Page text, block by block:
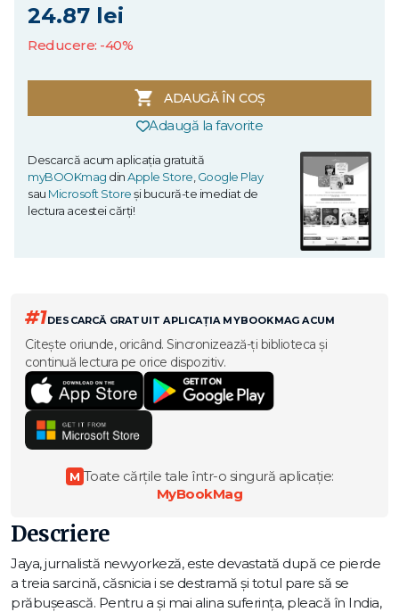
24.87 lei
Reducere: -40%
ADAUGĂ ÎN COȘ
Adaugă la favorite
Descarcă acum aplicația gratuită
myBOOKmag dinApple Store,Google Play
sau Microsoft Storeși bucură-te imediat de
lectura acestei cărți!
#1DESCARCĂ GRATUIT APLICAȚIA MYBOOKMAG ACUM
Citește oriunde, oricând. Sincronizează-ți biblioteca și
continuă lectura pe orice dispozitiv.
M Toate cărțile tale într-o singură aplicație:
MyBookMag
Descriere
Jaya, jurnalistă newyorkeză, este devastată după ce pierde
a treia sarcină, căsnicia i se destramă şi totul pare să se
prăbuşească. Pentru a și mai alina suferinţa, pleacă în India,